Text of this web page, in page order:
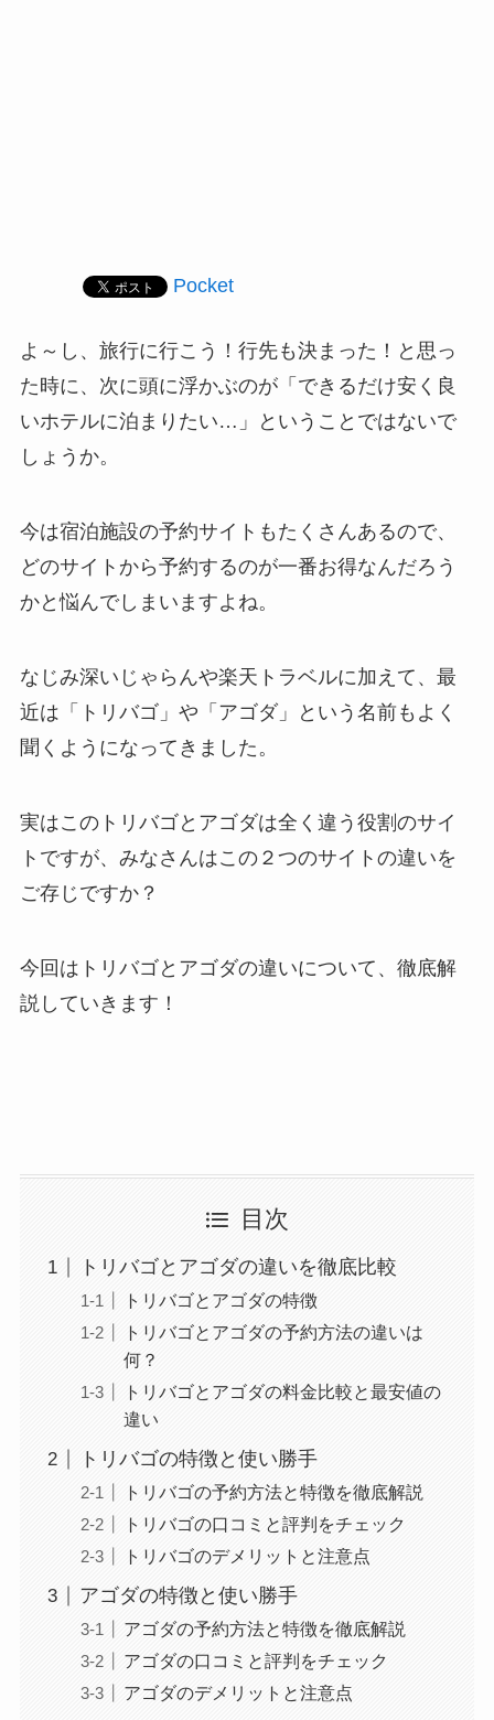
Pocket
よ～し、旅行に行こう！行先も決まった！と思っ
た時に、次に頭に浮かぶのが「できるだけ安く良
いホテルに泊まりたい…」ということではないで
しょうか。
今は宿泊施設の予約サイトもたくさんあるので、
どのサイトから予約するのが一番お得なんだろう
かと悩んでしまいますよね。
なじみ深いじゃらんや楽天トラベルに加えて、最
近は「トリバゴ」や「アゴダ」という名前もよく
聞くようになってきました。
実はこのトリバゴとアゴダは全く違う役割のサイ
トですが、みなさんはこの２つのサイトの違いを
ご存じですか？
今回はトリバゴとアゴダの違いについて、徹底解
説していきます！
目次
トリバゴとアゴダの違いを徹底比較
トリバゴとアゴダの特徴
トリバゴとアゴダの予約方法の違いは
何？
トリバゴとアゴダの料金比較と最安値の
違い
トリバゴの特徴と使い勝手
トリバゴの予約方法と特徴を徹底解説
トリバゴの口コミと評判をチェック
トリバゴのデメリットと注意点
アゴダの特徴と使い勝手
アゴダの予約方法と特徴を徹底解説
アゴダの口コミと評判をチェック
アゴダのデメリットと注意点